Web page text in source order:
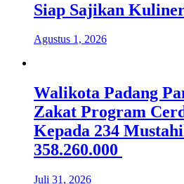
Siap Sajikan
Agustus 1, 2026
Walikota Padang
Zakat Program
Kepada 234
358.260.000
Juli 31, 2026